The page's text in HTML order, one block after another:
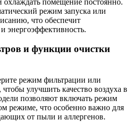
режим запуска или
что обеспечит
энергоэффективность.
и функции очистки
режим фильтрации или
улучшить качество воздуха в
позволяют включать режим
режиме, что особенно важно для
от пыли и аллергенов.